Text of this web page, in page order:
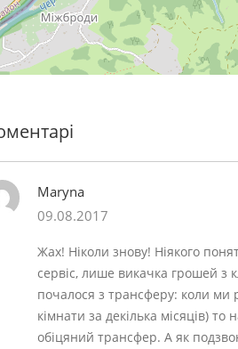
Maryna
09.08.2017
Жах! Ніколи знову! Ніякого
сервіс, лише викачка грошей з
почалося з трансферу: коли ми
кімнати за декілька місяців) то
обіцяний трансфер. А як